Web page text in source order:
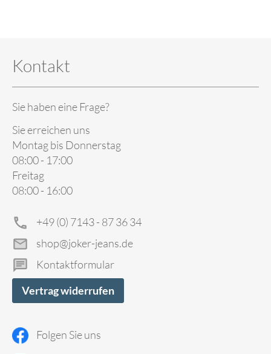
Kontakt
Sie haben eine Frage?
Sie erreichen uns
Montag bis Donnerstag
08:00 - 17:00
Freitag
08:00 - 16:00
+49 (0) 7143 - 87 36 34
shop@joker-jeans.de
Kontaktformular
Vertrag widerrufen
Folgen Sie uns